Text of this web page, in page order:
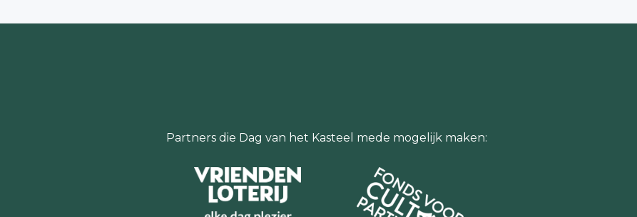
Partners die Dag van het Kasteel mede mogelijk maken: